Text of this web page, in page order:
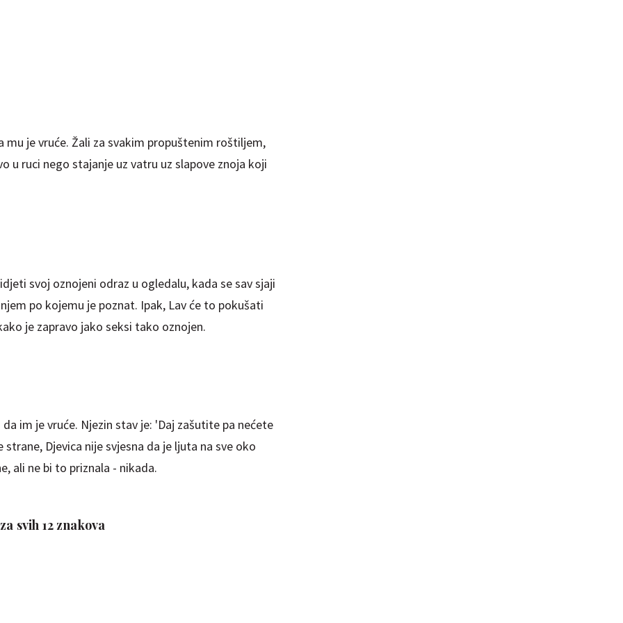
mu je vruće. Žali za svakim propuštenim roštiljem,
u ruci nego stajanje uz vatru uz slapove znoja koji
svoj oznojeni odraz u ogledalu, kada se sav sjaji
po kojemu je poznat. Ipak, Lav će to pokušati
je zapravo jako seksi tako oznojen.
im je vruće. Njezin stav je: 'Daj zašutite pa nećete
Djevica nije svjesna da je ljuta na sve oko
ali ne bi to priznala - nikada.
svih 12 znakova